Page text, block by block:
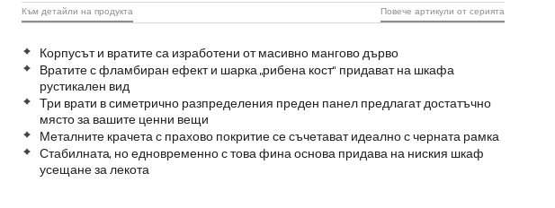
Корпусът и вратите са изработени от масивно мангово дърво
Вратите с фламбиран ефект и шарка „рибена кост“ придават на шкафа
рустикален вид
Три врати в симетрично разпределения преден панел предлагат достатъчно
място за вашите ценни вещи
Металните крачета с прахово покритие се съчетават идеално с черната рамка
Стабилната, но едновременно с това фина основа придава на ниския шкаф
усещане за лекота
Към детайли на продукта Повече артикули от серията